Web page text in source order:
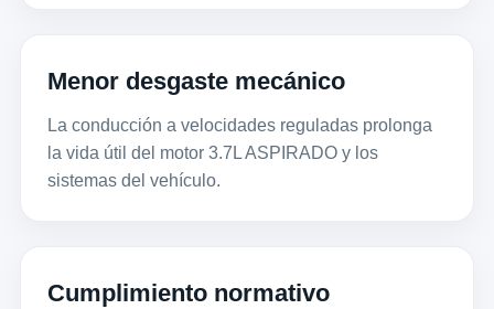
Menor desgaste mecánico
La conducción a velocidades reguladas prolonga
la vida útil del motor 3.7L ASPIRADO y los
sistemas del vehículo.
Cumplimiento normativo